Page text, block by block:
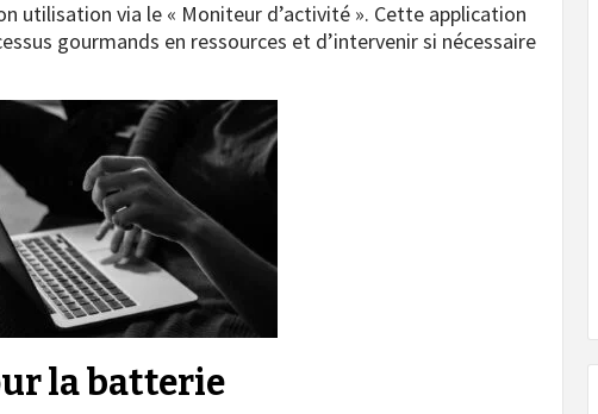
utilisation via le « Moniteur d’activité ». Cette application
gourmands en ressources et d’intervenir si nécessaire
la batterie